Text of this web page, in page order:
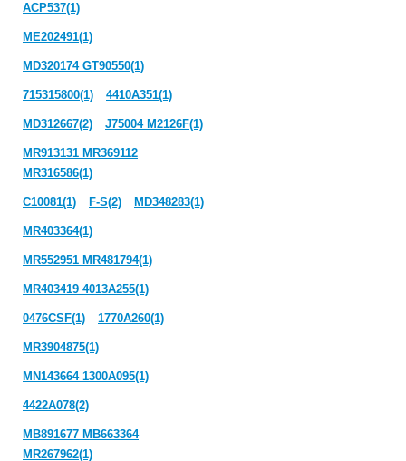
ACP537(1)
ME202491(1)
MD320174 GT90550(1)
715315800(1) 4410A351(1)
MD312667(2) J75004 M2126F(1)
MR913131 MR369112
MR316586(1)
C10081(1) F-S(2) MD348283(1)
MR403364(1)
MR552951 MR481794(1)
MR403419 4013A255(1)
0476CSF(1) 1770A260(1)
MR3904875(1)
MN143664 1300A095(1)
4422A078(2)
MB891677 MB663364
MR267962(1)